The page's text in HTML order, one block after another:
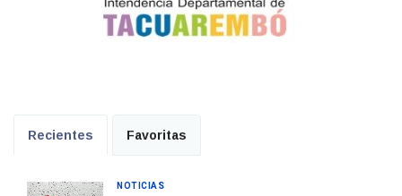
Recientes Favoritas
NOTICIAS